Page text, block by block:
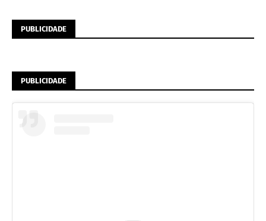
PUBLICIDADE
PUBLICIDADE